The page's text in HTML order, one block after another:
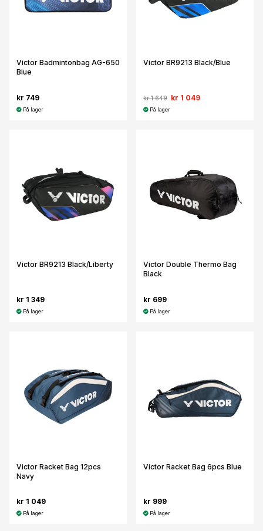
Victor Badmintonbag AG-650
Blue
kr 749
På lager
Victor BR9213 Black/Blue
kr 1 649 kr 1 049
På lager
Victor BR9213 Black/Liberty
kr 1 349
På lager
Victor Double Thermo Bag
Black
kr 699
På lager
Victor Racket Bag 12pcs
Navy
kr 1 049
På lager
Victor Racket Bag 6pcs Blue
kr 999
På lager